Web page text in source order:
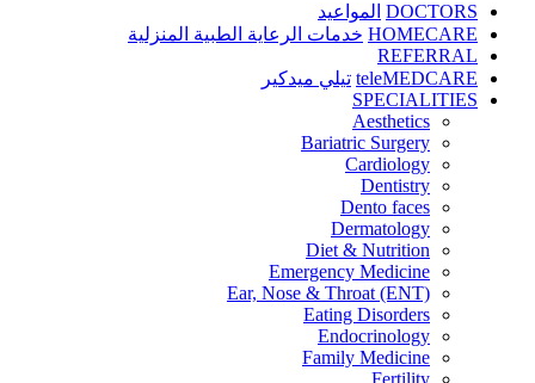
DOCTORS المواعيد
HOMECARE خدمات الرعاية الطبية المنزلية
REFERRAL
teleMEDCARE تيلي ميدكير
SPECIALITIES
Aesthetics
Bariatric Surgery
Cardiology
Dentistry
Dento faces
Dermatology
Diet & Nutrition
Emergency Medicine
Ear, Nose & Throat (ENT)
Eating Disorders
Endocrinology
Family Medicine